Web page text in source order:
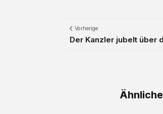
Vorherige
Der Kanzler jubelt über